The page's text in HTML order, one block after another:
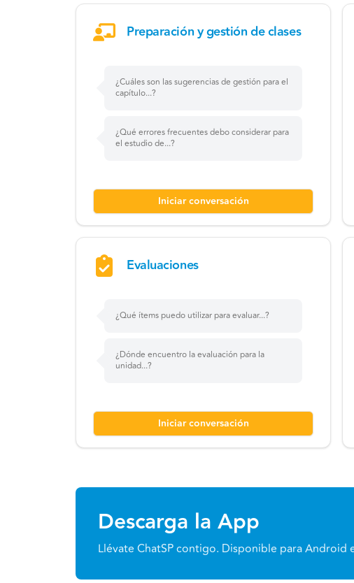
Preparación y gestión de clases
¿Cuáles son las sugerencias de gestión para el
capítulo...?
¿Qué errores frecuentes debo considerar para
el estudio de...?
Iniciar conversación
Evaluaciones
¿Qué ítems puedo utilizar para evaluar...?
¿Dónde encuentro la evaluación para la
unidad...?
Iniciar conversación
Descarga la App
Llévate ChatSP contigo. Disponible para Android